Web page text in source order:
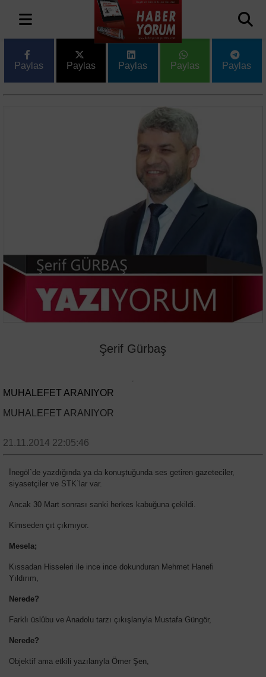
Paylas Paylas Paylas Paylas Paylas
Şerif Gürbaş
MUHALEFET ARANIYOR
MUHALEFET ARANIYOR
21.11.2014 22:05:46
İnegöl`de yazdığında ya da konuştuğunda ses getiren gazeteciler,
siyasetçiler ve STK`lar var.
Ancak 30 Mart sonrası sanki herkes kabuğuna çekildi.
Kimseden çıt çıkmıyor.
Mesela;
Kıssadan Hisseleri ile ince ince dokunduran Mehmet Hanefi
Yıldırım,
Nerede?
Farklı üslûbu ve Anadolu tarzı çıkışlarıyla Mustafa Güngör,
Nerede?
Objektif ama etkili yazılarıyla Ömer Şen,